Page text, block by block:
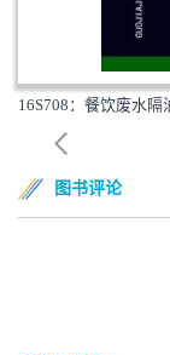
16S708：餐饮废水
图书评论